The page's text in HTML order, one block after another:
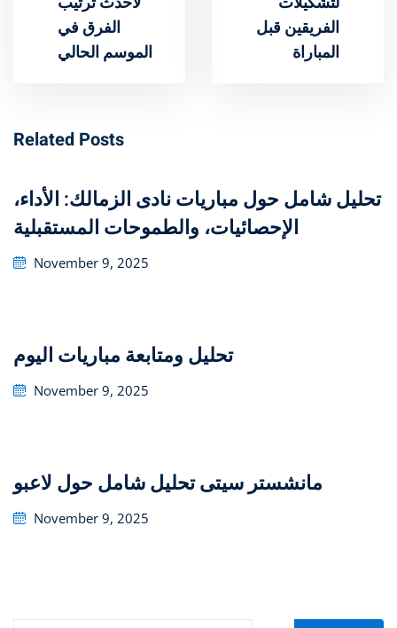
الفرق في
الموسم الحالي
الفريقين قبل
المباراة
Related Posts
تحليل شامل حول مباريات نادى الزمالك: الأداء،
الإحصائيات، والطموحات المستقبلية
Posted
November 9, 2025
تحليل ومتابعة مباريات اليوم
Posted
November 9, 2025
تحليل شامل حول لاعبو ‎مانشستر سيتى
Posted
November 9, 2025